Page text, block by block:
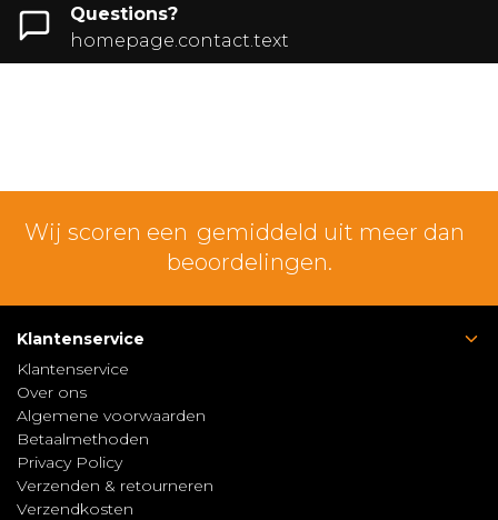
Questions?
homepage.contact.text
Wij scoren een gemiddeld uit meer dan
beoordelingen.
Klantenservice
Klantenservice
Over ons
Algemene voorwaarden
Betaalmethoden
Privacy Policy
Verzenden & retourneren
Verzendkosten